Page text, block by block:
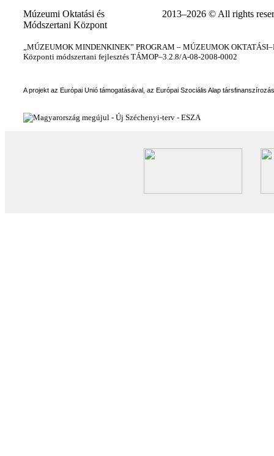
Múzeumi Oktatási és
Módszertani Központ
2013–2026 © All rights
„MÚZEUMOK MINDENKINEK” PROGRAM – MÚZEUMOK
Központi módszertani fejlesztés TÁMOP–3.2.8/A-08-2008-0002
A projekt az Európai Unió támogatásával, az Európai Szociális Alap